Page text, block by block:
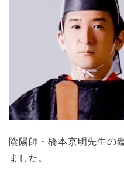
陰陽師・橋本京明先生の
ました。